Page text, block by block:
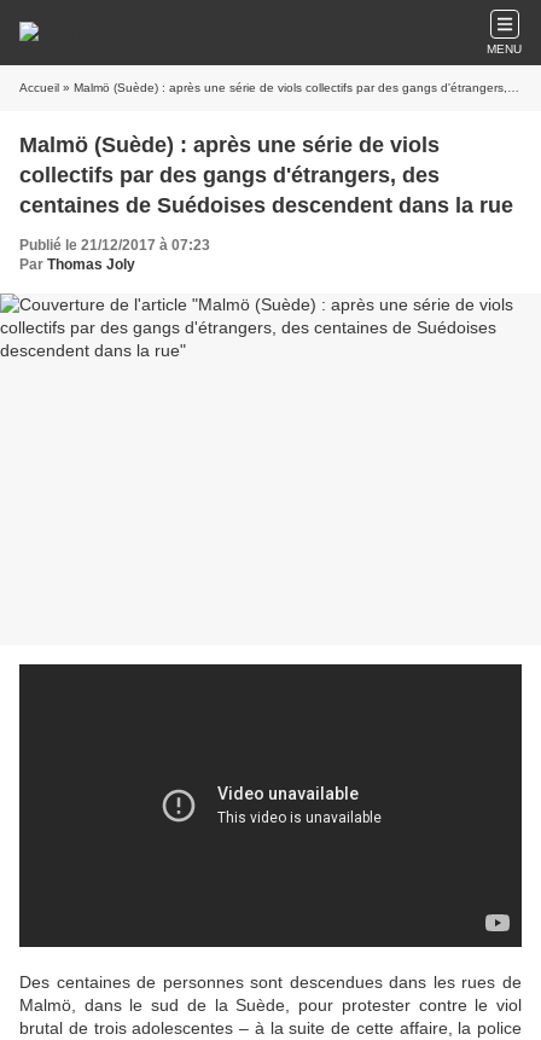
MENU
Accueil » Malmö (Suède) : après une série de viols collectifs par des gangs d'étrangers, des centaines de Suédoises descendent dans la rue
Malmö (Suède) : après une série de viols
collectifs par des gangs d'étrangers, des
centaines de Suédoises descendent dans la rue
Publié le 21/12/2017 à 07:23
Par Thomas Joly
Des centaines de personnes sont descendues dans les rues de
Malmö, dans le sud de la Suède, pour protester contre le viol
brutal de trois adolescentes – à la suite de cette affaire, la police